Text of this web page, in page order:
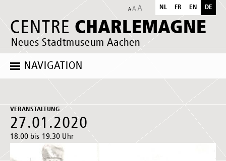
CENTRE CHARLEMAGNE
Neues Stadtmuseum Aachen
NL FR EN DE
NAVIGATION
VERANSTALTUNG
27.01.2020
18.00 bis 19.30 Uhr